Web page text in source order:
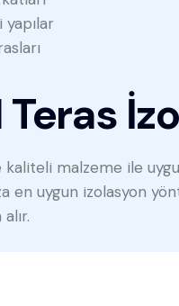
malzeme ile
en uygun izolasyon